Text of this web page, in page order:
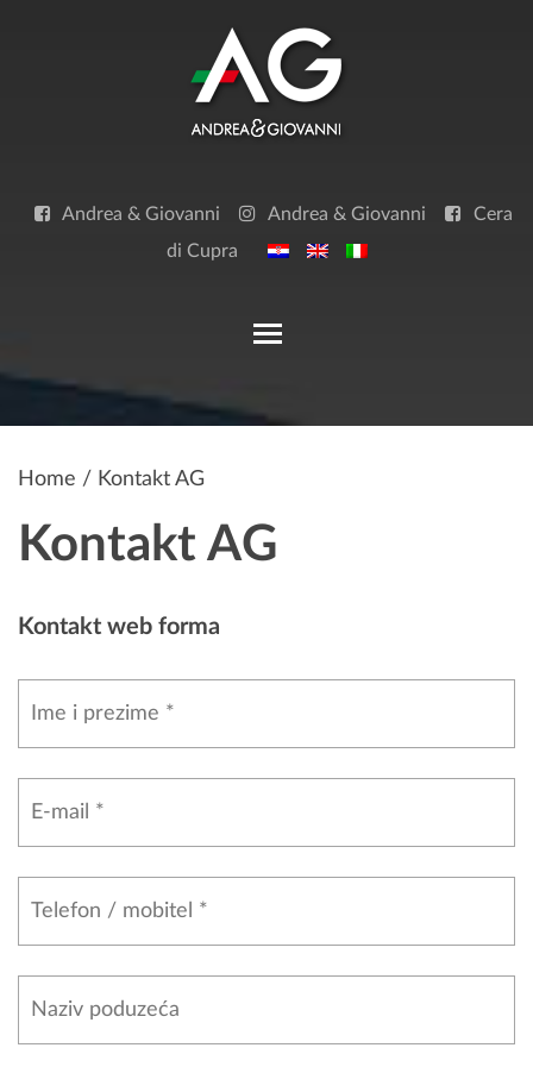
Andrea & Giovanni Andrea & Giovanni Cera
di Cupra
Home / Kontakt AG
Kontakt AG
Kontakt web forma